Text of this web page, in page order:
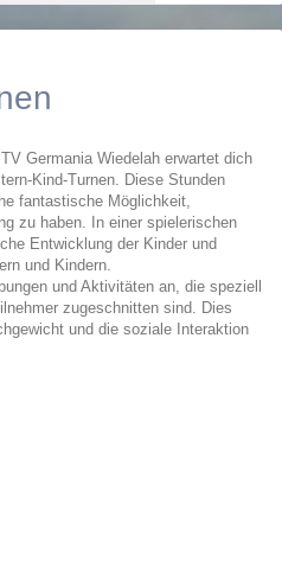
Germania Wiedelah erwartet dich
Kind-Turnen. Diese Stunden
fantastische Möglichkeit,
zu haben. In einer spielerischen
Entwicklung der Kinder und
und Kindern.
und Aktivitäten an, die speziell
zugeschnitten sind. Dies
und die soziale Interaktion